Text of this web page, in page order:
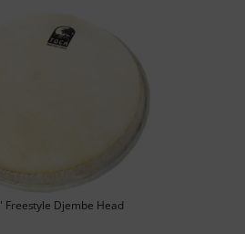
Freestyle Djembe Head